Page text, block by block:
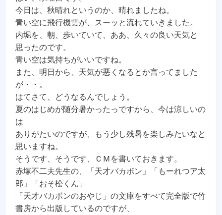
今日は、秋晴れというのか、晴れましたね。
青い空に飛行機雲が、スーッと流れていきました。
内堀を、朝、歩いていて、ああ、久々の良い天気と
思ったのです。
青い空は気持ちがいいですね。
また、明日から、天気が悪くなるとか言ってました
が・・。
はてさて、どうなるんでしょう。
夏のはじめが随分暑かったっですから、今は涼しいの
は
ありがたいのですが、もう少し残暑を楽しみたいなと
思いますね。
そうです、そうです、ＣＭを書いておきます。
赤塚不二夫先生の、「天才バカボン」「もーれつア太
郎」「おそ松くん」
「天才バカボンのおやじ」の文庫をすべて完全版で竹
書房から出版しているのですが、